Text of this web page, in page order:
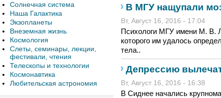
Солнечная система
Наша Галактика
Экзопланеты
Внеземная жизнь
Космология
Слеты, семинары, лекции,
фестивали, чтения
Телескопы и технологии
Космонавтика
Любительская астрономия
В МГУ нащупали
Вт, Август 16, 2016 - 17:04
Психологи МГУ имени М. В.
которого им удалось
тела..
Депрессию
Вт, Август 16, 2016 - 16:38
В Сиднее начались